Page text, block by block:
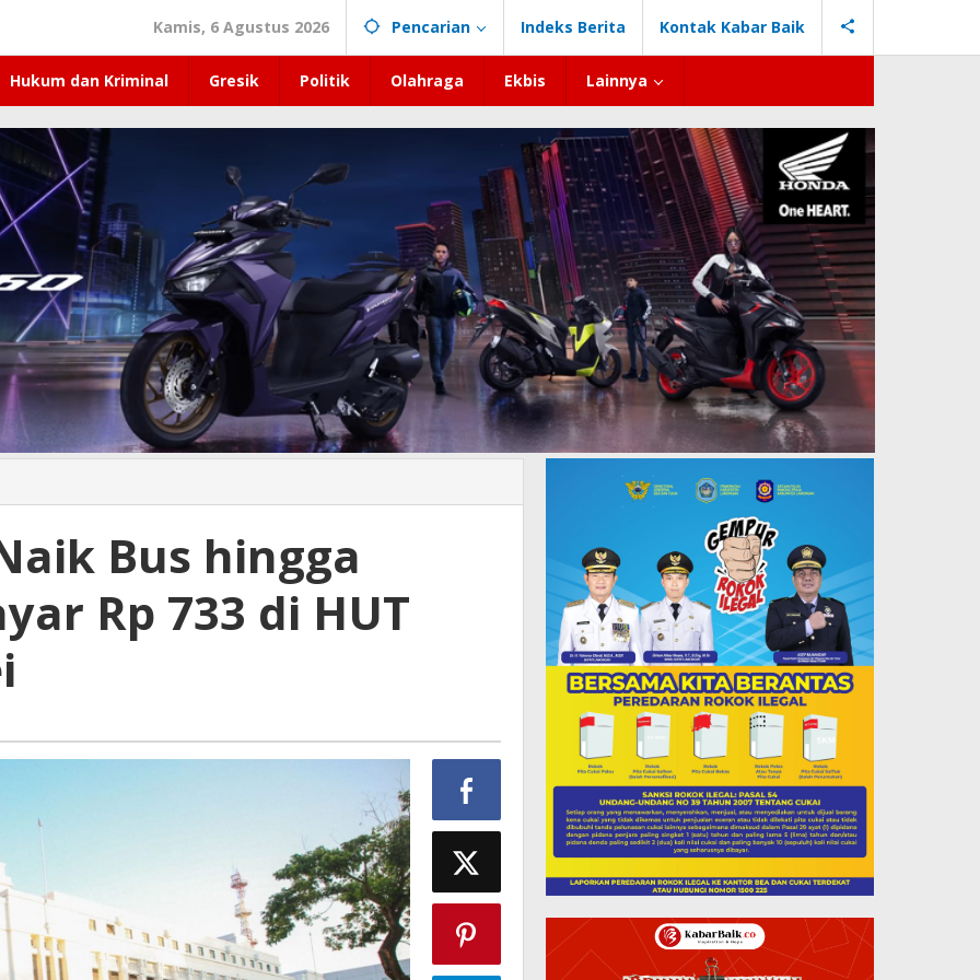
Kamis, 6 Agustus 2026 Pencarian Indeks Berita Kontak Kabar Baik
Hukum dan Kriminal Gresik Politik Olahraga Ekbis Lainnya
Bus hingga
Rp 733 di HUT